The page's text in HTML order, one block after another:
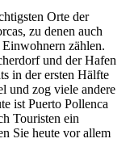
Orte der
zu denen auch
zählen.
und der Hafen
in der ersten Hälfte
und zog viele andere
ist Puerto Pollenca
Touristen ein
Sie heute vor allem